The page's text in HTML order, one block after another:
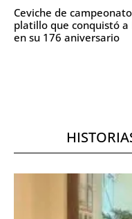
Ceviche de
platillo que conquistó a
en su 176 aniversario